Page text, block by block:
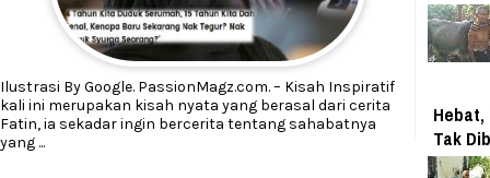
Ilustrasi By Google. PassionMagz.com. – Kisah Inspiratif
kali ini merupakan kisah nyata yang berasal dari cerita
Fatin, ia sekadar ingin bercerita tentang sahabatnya
yang ...
Hebat,
Tak